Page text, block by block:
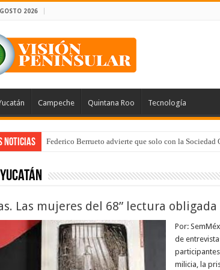
2026
Campeche Quintana Roo Tecnología
Noticias Federico Berrueto advierte que solo con la Sociedad
Las mujeres del 68” lectura obligada
Por:
de
milicia, la